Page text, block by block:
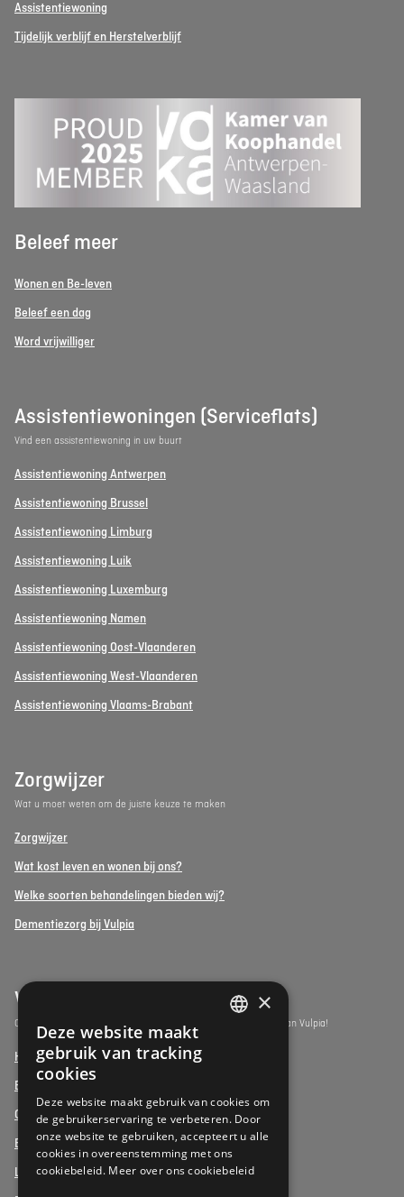
Assistentiewoning
Tijdelijk verblijf en Herstelverblijf
Beleef meer
Wonen en Be-leven
Beleef een dag
Word vrijwilliger
Assistentiewoningen (Serviceflats)
Vind een assistentiewoning in uw buurt
Assistentiewoning Antwerpen
Assistentiewoning Brussel
Assistentiewoning Limburg
Assistentiewoning Luik
Assistentiewoning Luxemburg
Assistentiewoning Namen
Assistentiewoning Oost-Vlaanderen
Assistentiewoning West-Vlaanderen
Assistentiewoning Vlaams-Brabant
Zorgwijzer
Wat u moet weten om de juiste keuze te maken
Zorgwijzer
Wat kost leven en wonen bij ons?
Welke soorten behandelingen bieden wij?
Dementiezorg bij Vulpia
Vulpia Premium Living
Ontdek de assistentiewoningen onder het premium segment van Vulpia!
Henri Jaspar, Kraainem
Beukenhof aan Zee, Oostduinkerke
Oud Gemeentehuis, Werchter
Elysia Park, Antwerpen
La Vigie, Koksijde
DUTCH
×
Deze website maakt
gebruik van tracking
cookies
Deze website maakt gebruik van cookies om
de gebruikerservaring te verbeteren. Door
onze website te gebruiken, accepteert u alle
cookies in overeenstemming met ons
cookiebeleid. Meer over ons cookiebeleid